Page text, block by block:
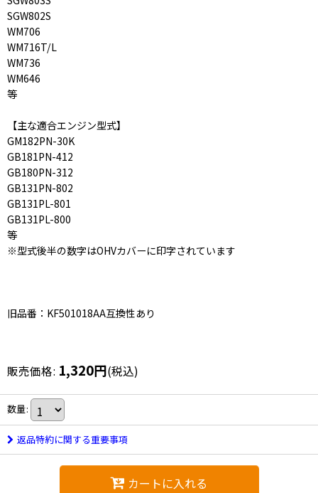
SGW802S
WM706
WM716T/L
WM736
WM646
等
【主な適合エンジン型式】
GM182PN-30K
GB181PN-412
GB180PN-312
GB131PN-802
GB131PL-801
GB131PL-800
等
※型式後半の数字はOHVカバーに印字されています
旧品番：KF501018AA互換性あり
販売価格: 1,320円(税込)
数量:
返品特約に関する重要事項
カートに入れる